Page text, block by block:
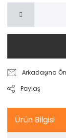
Arkadaşına
Paylaş
Ürün Bilgisi